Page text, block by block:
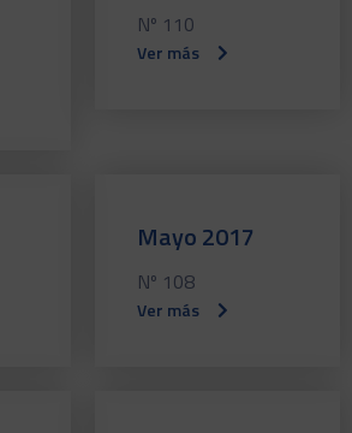
Nº 110
Ver más
Mayo 2017
Nº 108
Ver más